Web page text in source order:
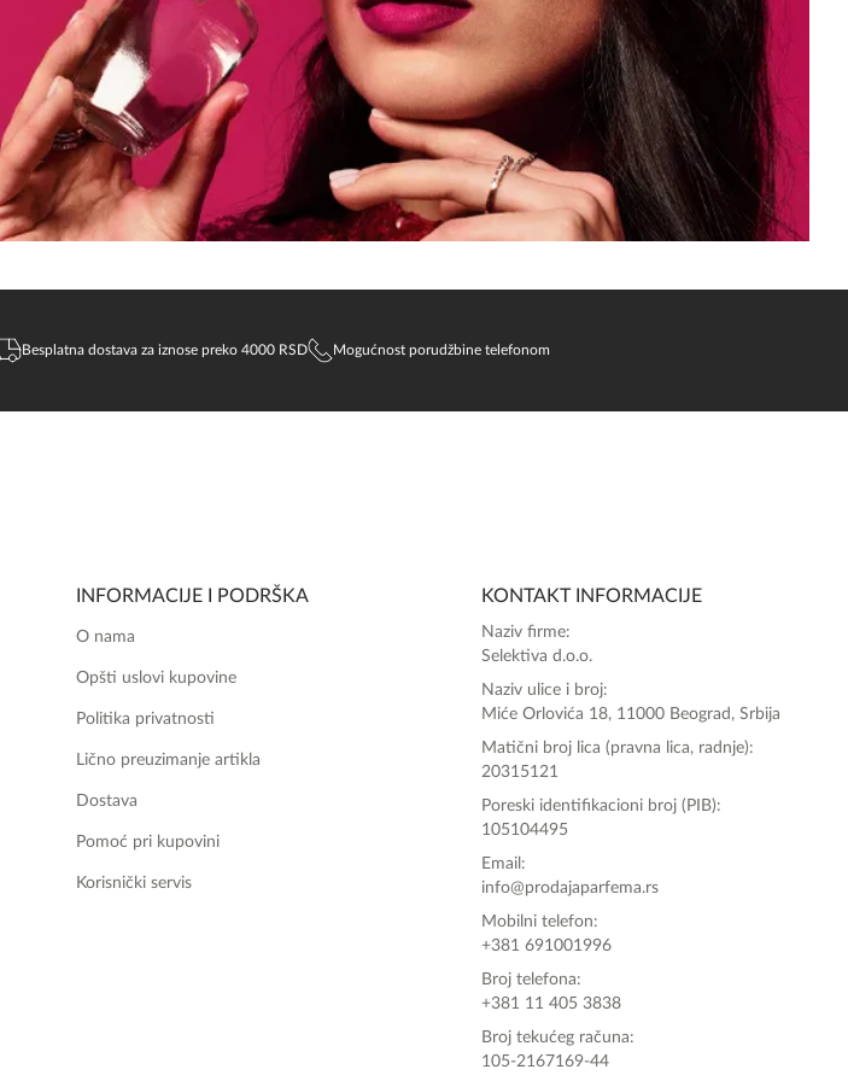
Besplatna dostava za iznose preko 4000 RSD Mogućnost porudžbine telefonom
INFORMACIJE I PODRŠKA
O nama
Opšti uslovi kupovine
Politika privatnosti
Lično preuzimanje artikla
Dostava
Pomoć pri kupovini
Korisnički servis
KONTAKT INFORMACIJE
Naziv firme:
Selektiva d.o.o.
Naziv ulice i broj:
Miće Orlovića 18, 11000 Beograd, Srbija
Matični broj lica (pravna lica, radnje):
20315121
Poreski identifikacioni broj (PIB):
105104495
Email:
info@prodajaparfema.rs
Mobilni telefon:
+381 691001996
Broj telefona:
+381 11 405 3838
Broj tekućeg računa:
105-2167169-44
Zdravo, tu sam da Vam pomognem da
poručite svoj omiljeni parfem danas ali i za